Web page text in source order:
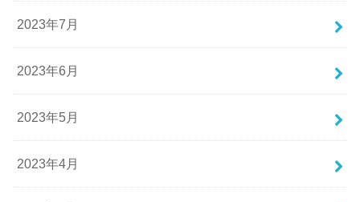
2023年7月
2023年6月
2023年5月
2023年4月